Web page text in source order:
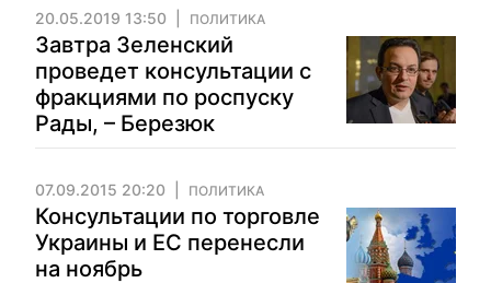
20.05.2019 13:50 ПОЛИТИКА
Завтра Зеленский
проведет консультации с
фракциями по роспуску
Рады, – Березюк
07.09.2015 20:20 ПОЛИТИКА
Консультации по торговле
Украины и ЕС перенесли
на ноябрь